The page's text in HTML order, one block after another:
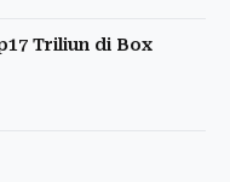
Triliun di Box